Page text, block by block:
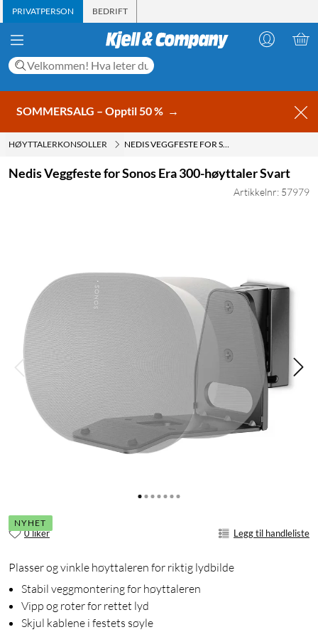
PRIVATPERSON BEDRIFT
SOMMERSALG – Opptil 50 % →
HØYTTALERKONSOLLER NEDIS VEGGFESTE FOR SONOS ERA 300-HØYTTALER SVART
Nedis Veggfeste for Sonos Era 300-høyttaler Svart
Artikkelnr: 57979
NYHET
0 liker Legg til handleliste
Plasser og vinkle høyttaleren for riktig lydbilde
Stabil veggmontering for høyttaleren
Vipp og roter for rettet lyd
Skjul kablene i festets søyle